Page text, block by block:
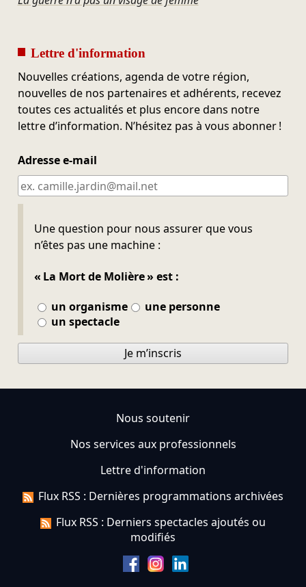
Lettre d'information
Nouvelles créations, agenda de votre région,
nouvelles de nos partenaires et adhérents, recevez
toutes ces actualités et plus encore dans notre
lettre d’information. N’hésitez pas à vous abonner !
Adresse e-mail
Une question pour nous assurer que vous
n’êtes pas une machine :
« La Mort de Molière » est :
un organisme
une personne
un spectacle
Ne pas remplir
Je m’inscris
Nous soutenir
Nos services aux professionnels
Lettre d'information
Flux RSS : Dernières programmations archivées
Flux RSS : Derniers spectacles ajoutés ou
modifiés